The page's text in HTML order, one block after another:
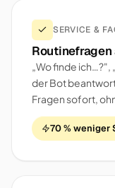
SERVICE &
Routinefragen
„Wo finde ich…?",
der Bot
Fragen sofort,
70 % weniger